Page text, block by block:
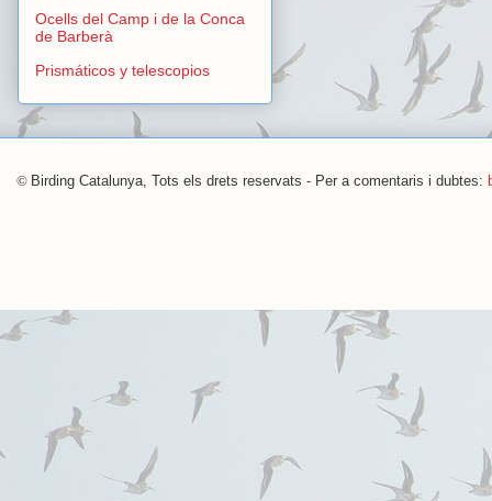
Ocells del Camp i de la Conca
de Barberà
Prismáticos y telescopios
© Birding Catalunya, Tots els drets reservats - Per a comentaris i dubtes: